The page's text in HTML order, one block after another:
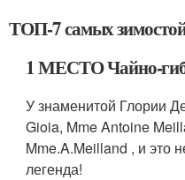
ТОП-7 самых
1 МЕСТО Чайно-
У знаменитой Глории
Gioia, Mme Antoine
Mme.A.Meilland , и это
легенда!